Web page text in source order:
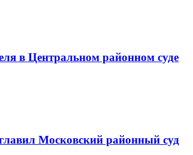
в Центральном районном суде
Московский районный суд